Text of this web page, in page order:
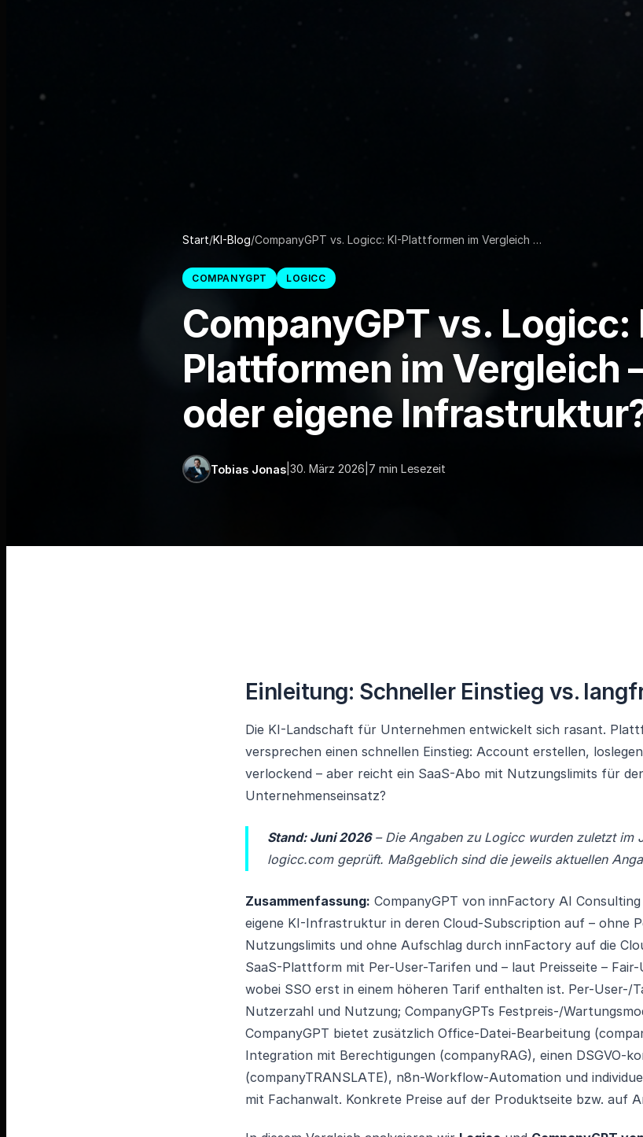
Start/KI-Blog/CompanyGPT vs. Logicc: KI-Plattformen im Vergleich …
COMPANYGPT LOGICC
CompanyGPT vs. Logicc:
Plattformen im Vergleich
oder eigene
Tobias Jonas 30. März 2026 7 min Lesezeit
Einleitung: Schneller Einstieg vs.
Die KI-Landschaft für Unternehmen entwickelt sich rasant.
versprechen einen schnellen Einstieg: Account erstellen,
verlockend – aber reicht ein SaaS-Abo mit Nutzungslimits für
Unternehmenseinsatz?
Stand: Juni 2026– Die Angaben zu Logicc wurden zuletzt im
logicc.com geprüft. Maßgeblich sind die jeweils aktuellen
Zusammenfassung: CompanyGPT von innFactory AI
eigene KI-Infrastruktur in deren Cloud-Subscription auf – ohne
Nutzungslimits und ohne Aufschlag durch innFactory auf die
SaaS-Plattform mit Per-User-Tarifen und – laut Preisseite –
wobei SSO erst in einem höheren Tarif enthalten ist. Per-User-/
Nutzerzahl und Nutzung; CompanyGPTs Festpreis-/
CompanyGPT bietet zusätzlich Office-Datei-Bearbeitung
Integration mit Berechtigungen (companyRAG), einen DSGVO-
(companyTRANSLATE), n8n-Workflow-Automation und
mit Fachanwalt. Konkrete Preise auf der Produktseite bzw. auf